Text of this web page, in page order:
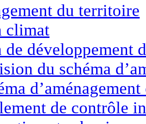
du territoire
climat
de développement
du schéma
de contrôle